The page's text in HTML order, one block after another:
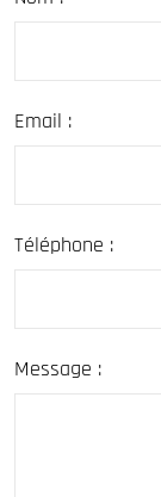
Email :
Téléphone :
Message :